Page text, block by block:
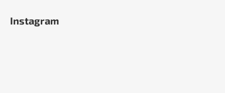
Instagram